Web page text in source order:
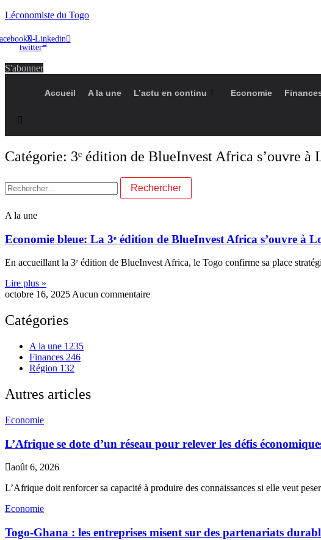
Léconomiste du Togo
X-
twitter
Linkedin
S'abonner
Accueil A la une L’actu en continu Economie
Catégorie: 3ᵉ édition de BlueInvest Africa s’ouvre à
Rechercher :
A la une
Economie bleue: La 3ᵉ édition de BlueInvest Africa s’ouvre à
En accueillant la 3ᵉ édition de BlueInvest Africa, le Togo confirme sa place
Lire plus »
octobre 16, 2025 Aucun commentaire
Catégories
A la une 1235
Finances 246
Région 132
Autres articles
Economie
L’Afrique se dote d’un réseau pour relever les défis
août 6, 2026
L’Afrique doit renforcer sa capacité à produire des connaissances si elle veut
Economie
Togo-Ghana : les entreprises misent sur des partenariats